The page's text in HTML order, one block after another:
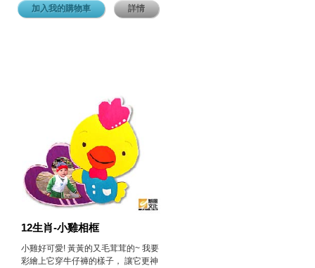
加入我的購物車 詳情
12生肖-小雞相框
小雞好可愛! 黃黃的又毛茸茸的~ 我要
彩繪上它穿牛仔褲的樣子， 讓它更神